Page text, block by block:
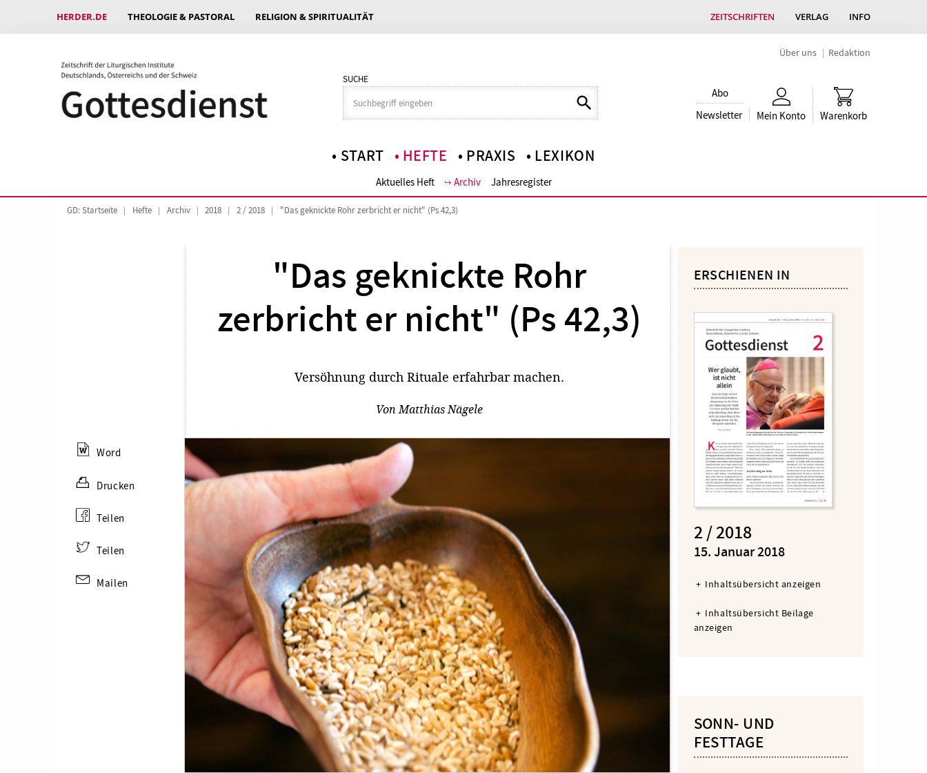
HERDER.DE THEOLOGIE & PASTORAL RELIGION & SPIRITUALITÄT ZEITSCHRIFTEN VERLAG INFO
Über uns Redaktion
SUCHE
Abo
Newsletter
Mein Konto Warenkorb
START HEFTE PRAXIS LEXIKON
Aktuelles Heft Archiv Jahresregister
GD: Startseite Hefte Archiv 2018 2 / 2018 "Das geknickte Rohr zerbricht er nicht" (Ps 42,3)
"Das geknickte Rohr
zerbricht er nicht" (Ps 42,3)
Versöhnung durch Rituale erfahrbar machen.
VonMatthias Nägele
Word
Drucken
Teilen
Teilen
Mailen
ERSCHIENEN IN
2 / 2018
:
15. Januar 2018
Inhaltsübersicht anzeigen
Inhaltsübersicht Beilage
anzeigen
SONN- UND
FESTTAGE